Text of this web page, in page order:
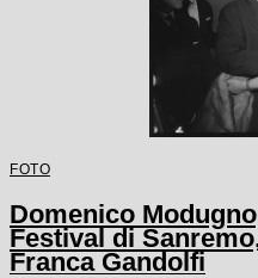
FOTO
Domenico
Festival di
Franca Gandolfi